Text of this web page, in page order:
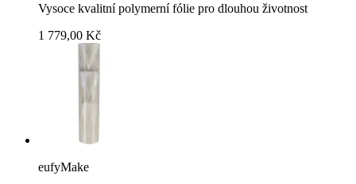
Vysoce kvalitní polymerní fólie pro dlouhou životnost
1 779,00 Kč
eufyMake